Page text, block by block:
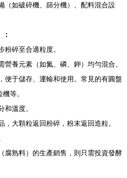
（如破碎機、篩分機）、配料混合設
粉碎至合適粒度。
營養元素（如氮、磷、鉀）均勻混合。
便于儲存、運輸和使用。常見的有圓盤
等。
和溫度。
，大顆粒返回粉碎，粉末返回造粒。
腐熟料）的生產銷售，則只需投資發酵